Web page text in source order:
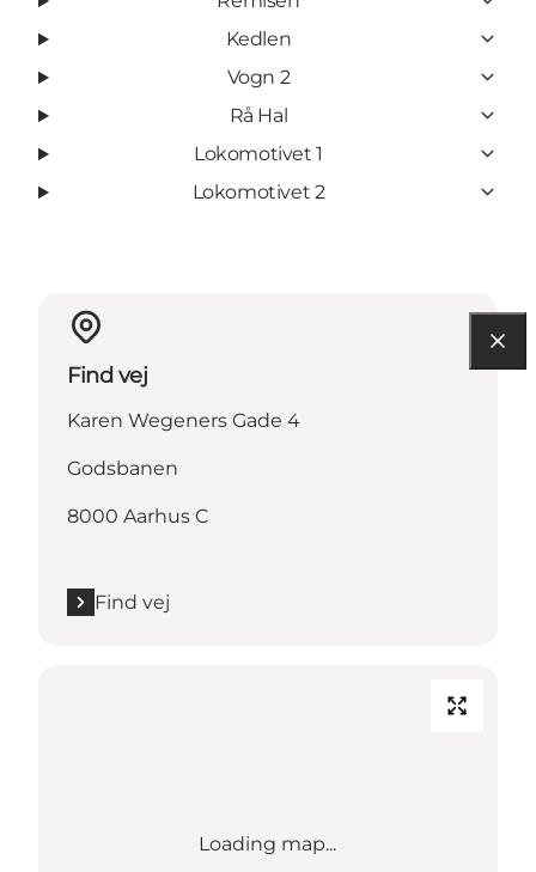
Kedlen
Vogn 2
Rå Hal
Lokomotivet 1
Lokomotivet 2
Find vej
Karen Wegeners Gade 4
Godsbanen
8000 Aarhus C
Find vej
Loading map...